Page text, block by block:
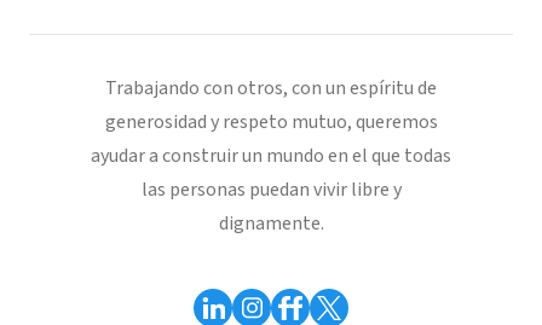
Trabajando con otros, con un espíritu de
generosidad y respeto mutuo, queremos
ayudar a construir un mundo en el que todas
las personas puedan vivir libre y
dignamente.